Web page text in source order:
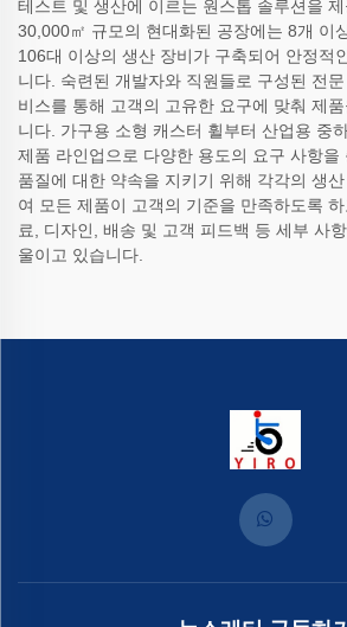
테스트 및 생산에 이르는 원스톱 솔루션을
30,000㎡ 규모의 현대화된 공장에는 8개 이
106대 이상의 생산 장비가 구축되어 안정적
니다. 숙련된 개발자와 직원들로 구성된 전
비스를 통해 고객의 고유한 요구에 맞춰 제
니다. 가구용 소형 캐스터 휠부터 산업용 중
제품 라인업으로 다양한 용도의 요구 사항을
품질에 대한 약속을 지키기 위해 각각의 생
여 모든 제품이 고객의 기준을 만족하도록
료, 디자인, 배송 및 고객 피드백 등 세부 사
울이고 있습니다.